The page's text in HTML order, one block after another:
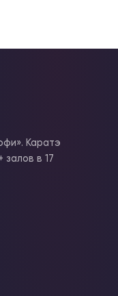
Каратэ
залов в 17